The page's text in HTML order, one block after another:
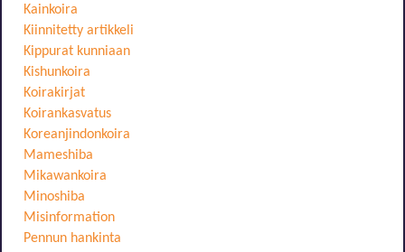
Kainkoira
Kiinnitetty artikkeli
Kippurat kunniaan
Kishunkoira
Koirakirjat
Koirankasvatus
Koreanjindonkoira
Mameshiba
Mikawankoira
Minoshiba
Misinformation
Pennun hankinta